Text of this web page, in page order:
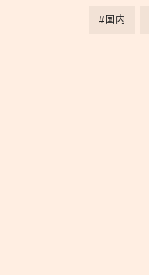
#国内